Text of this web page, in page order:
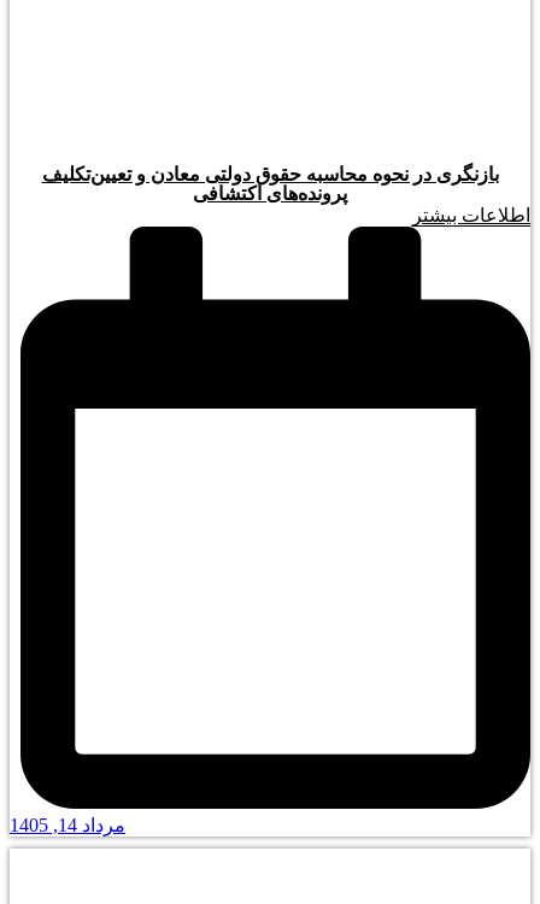
بازنگری در نحوه محاسبه حقوق دولتی معادن و تعیین‌تکلیف
پرونده‌های اکتشافی
اطلاعات بیشتر
مرداد 14, 1405